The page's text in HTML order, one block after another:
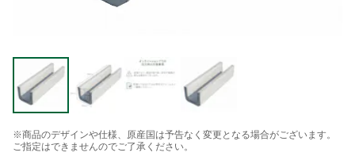
※商品のデザインや仕様、原産国は予告なく変更となる場合がございます。
ご指定はできませんのでご了承ください。